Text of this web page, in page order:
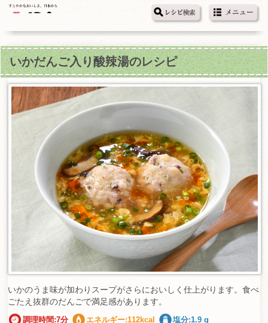
いかだんご入り酸辣湯のレシピ
いかのうま味が加わりスープがさらにおいしく仕上がります。食べ
ごたえ抜群のだんごで満足感があります。
調理時間:7分 エネルギー:112kcal 塩分:1.9 g